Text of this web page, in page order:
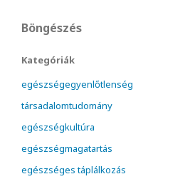
Böngészés
Kategóriák
egészségegyenlőtlenség
társadalomtudomány
egészségkultúra
egészségmagatartás
egészséges táplálkozás